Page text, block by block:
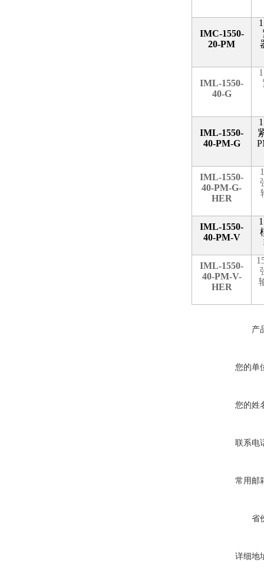
IMC-1550-
20-PM
IML-1550-
40-G
IML-1550-
40-PM-G
IML-1550-
40-PM-G-
HER
IML-1550-
40-PM-V
IML-1550-
40-PM-V-
HER
产
您的单
您的姓
联系电
常用邮
省
详细地